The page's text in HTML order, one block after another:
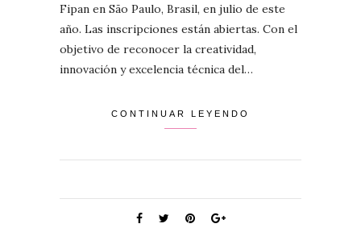
Fipan en São Paulo, Brasil, en julio de este
año. Las inscripciones están abiertas. Con el
objetivo de reconocer la creatividad,
innovación y excelencia técnica del…
CONTINUAR LEYENDO